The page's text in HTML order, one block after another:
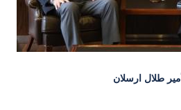
طلال ارسلان